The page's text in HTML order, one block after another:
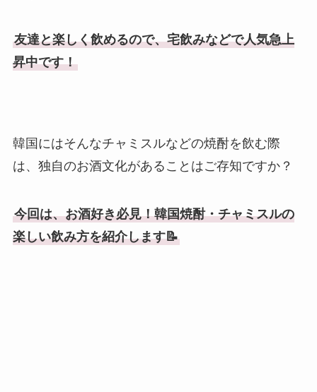
友達と楽しく飲めるので、宅飲みなどで人気急上
昇中です！
韓国にはそんなチャミスルなどの焼酎を飲む際
は、独自のお酒文化があることはご存知ですか？
今回は、お酒好き必見！韓国焼酎・チャミスルの
楽しい飲み方を紹介します📝